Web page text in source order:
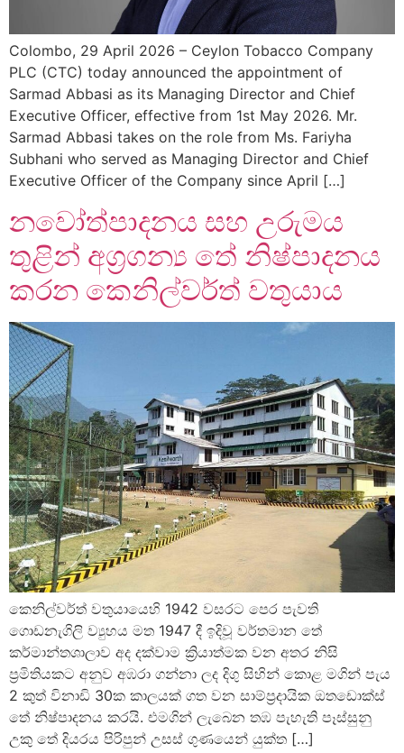
Colombo, 29 April 2026 – Ceylon Tobacco Company
PLC (CTC) today announced the appointment of
Sarmad Abbasi as its Managing Director and Chief
Executive Officer, effective from 1st May 2026. Mr.
Sarmad Abbasi takes on the role from Ms. Fariyha
Subhani who served as Managing Director and Chief
Executive Officer of the Company since April […]
නවෝත්පාදනය සහ උරුමය
තුළින් අග්‍රගන්‍ය තේ නිෂ්පාදනය
කරන කෙනිල්වර්ත් වතුයාය
කෙනිල්වර්ත් වතුයායෙහි 1942 වසරට පෙර පැවති
ගොඩනැගිලි ව්‍යුහය මත 1947 දී ඉදිවූ වර්තමාන තේ
කර්මාන්තශාලාව අද දක්වාම ක්‍රියාත්මක වන අතර නිසි
ප්‍රමිතියකට අනුව අඹරා ගන්නා ලද දිගු සිහින් කොළ මගින් පැය
2 කුත් විනාඩි 30ක කාලයක් ගත වන සාම්ප්‍රදායික ඔතඩොක්ස්
තේ නිෂ්පාදනය කරයි. එමගින් ලැබෙන තඹ පැහැති පෑස්සුනු
උකු තේ දියරය පිරිපුන් උසස් ගුණයෙන් යුක්ත […]